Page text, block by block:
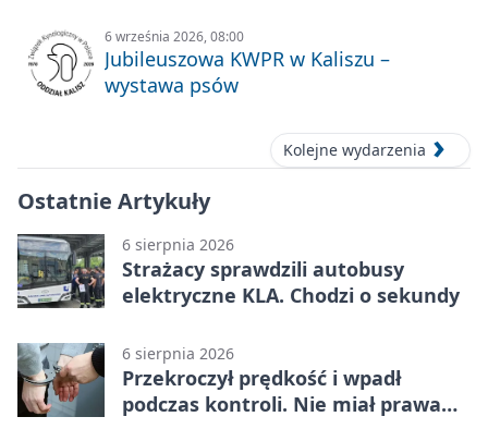
6 września 2026, 08:00
Jubileuszowa KWPR w Kaliszu –
wystawa psów
Kolejne wydarzenia
Ostatnie Artykuły
6 sierpnia 2026
Strażacy sprawdzili autobusy
elektryczne KLA. Chodzi o sekundy
6 sierpnia 2026
Przekroczył prędkość i wpadł
podczas kontroli. Nie miał prawa